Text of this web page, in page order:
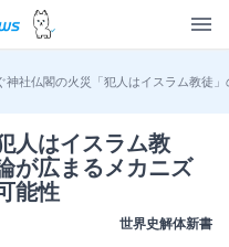
神社仏閣の火災「犯人はイスラム教徒
人はイスラム教
が広まるメカニズ
能性
世界史解体新書